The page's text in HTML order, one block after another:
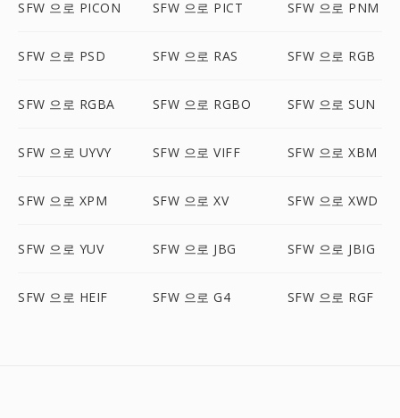
SFW 으로 PICON SFW 으로 PICT SFW 으로 PNM
SFW 으로 PSD SFW 으로 RAS SFW 으로 RGB
SFW 으로 RGBA SFW 으로 RGBO SFW 으로 SUN
SFW 으로 UYVY SFW 으로 VIFF SFW 으로 XBM
SFW 으로 XPM SFW 으로 XV SFW 으로 XWD
SFW 으로 YUV SFW 으로 JBG SFW 으로 JBIG
SFW 으로 HEIF SFW 으로 G4 SFW 으로 RGF